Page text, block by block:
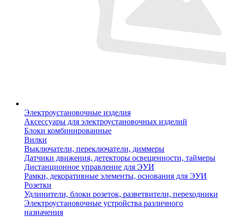
Электроустановочные изделия
Аксессуары для электроустановочных изделий
Блоки комбинированные
Вилки
Выключатели, переключатели, диммеры
Датчики движения, детекторы освещенности, таймеры
Дистанционное управление для ЭУИ
Рамки, декоративные элементы, основания для ЭУИ
Розетки
Удлинители, блоки розеток, разветвители, переходники
Электроустановочные устройства различного
назначения